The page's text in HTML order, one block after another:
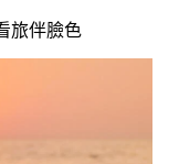
旅伴臉色